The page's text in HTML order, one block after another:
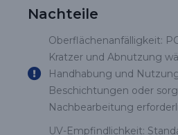
Nachteile
Oberflächenanfälligkeit:
Kratzer und Abnutzung
Handhabung und
Beschichtungen oder
Nachbearbeitung
UV-Empfindlichkeit: